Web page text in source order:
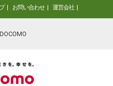
お問い合わせ 運営会社